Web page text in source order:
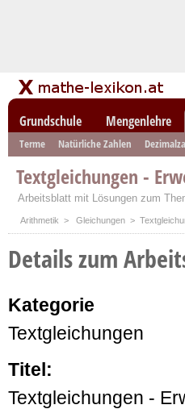
Grundschule Mengenlehre
Terme Natürliche Zahlen
Textgleichungen -
Arbeitsblatt mit Lösungen zum
Arithmetik > Gleichungen >
Details zum
Kategorie
Textgleichungen
Titel:
Textgleichungen -